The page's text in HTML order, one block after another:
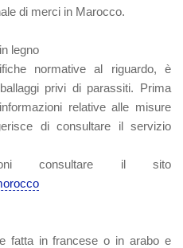
di merci in Marocco.
legno
normative al riguardo, è
privi di parassiti. Prima
relative alle misure
di consultare il servizio
consultare il sito
fatta in francese o in arabo e